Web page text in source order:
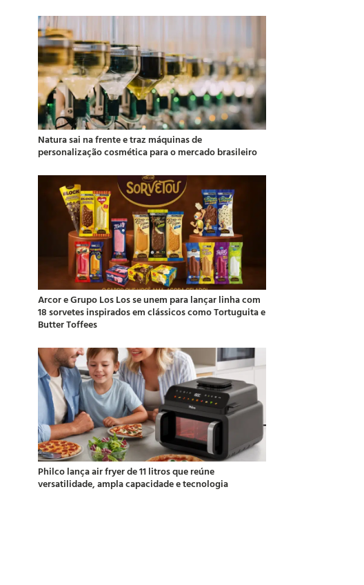
Natura sai na frente e traz máquinas de
personalização cosmética para o mercado brasileiro
Arcor e Grupo Los Los se unem para lançar linha com
18 sorvetes inspirados em clássicos como Tortuguita e
Butter Toffees
Philco lança air fryer de 11 litros que reúne
versatilidade, ampla capacidade e tecnologia